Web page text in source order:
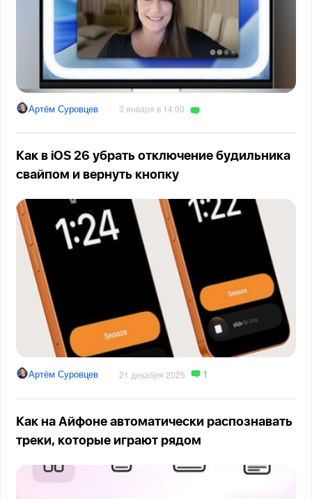
Артём Суровцев 3 января в 14:00
Как в iOS 26 убрать отключение будильника
свайпом и вернуть кнопку
Артём Суровцев 21 декабря 2025 1
Как на Айфоне автоматически распознавать
треки, которые играют рядом